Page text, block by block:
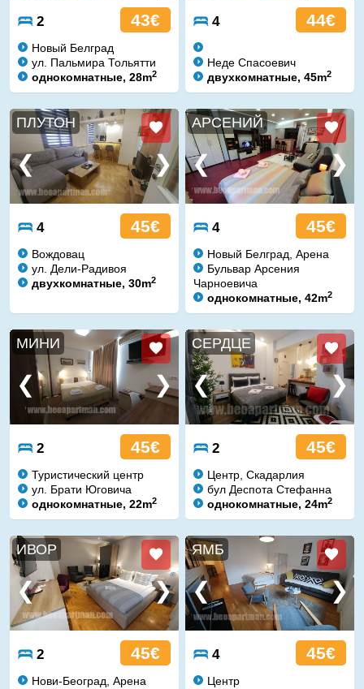
2 43€
Новый Белград
ул. Пальмира Тольятти
однокомнатные, 28m2
4 44€
Неде Спасоевич
двухкомнатные, 45m2
ПЛУТОН
4 45€
Вождовац
ул. Дели-Радивоя
двухкомнатные, 30m2
АРСЕНИЙ
4 45€
Новый Белград, Арена
Бульвар Арсения
Чарноевича
однокомнатные, 42m2
МИНИ
2 45€
Туристический центр
ул. Брати Юговича
однокомнатные, 22m2
СЕРДЦЕ
2 45€
Центр, Скадарлия
бул Деспота Стефанна
однокомнатные, 24m2
ИВОР
2 45€
Нови-Београд, Арена
ЯМБ
4 45€
Центр